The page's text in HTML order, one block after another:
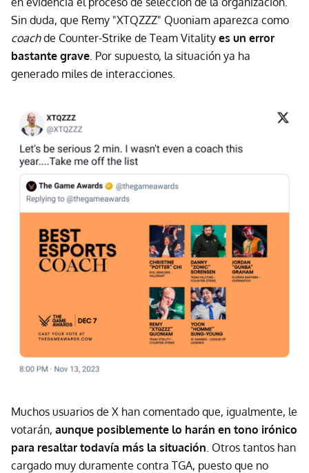
Sin duda, que Remy "XTQZZZ" Quoniam aparezca como
coachde Counter-Strike de Team Vitality es un error
bastante grave. Por supuesto, la situación ya ha
generado miles de interacciones.
Muchos usuarios de X han comentado que, igualmente, le
votarán, aunque posiblemente lo harán en tono irónico
para resaltar todavía más la situación . Otros tantos han
cargado muy duramente contra TGA, puesto que no